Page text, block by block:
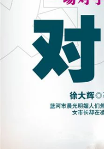
居家生活
女裝 男裝